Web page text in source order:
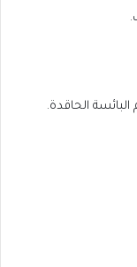
الحاقدة.